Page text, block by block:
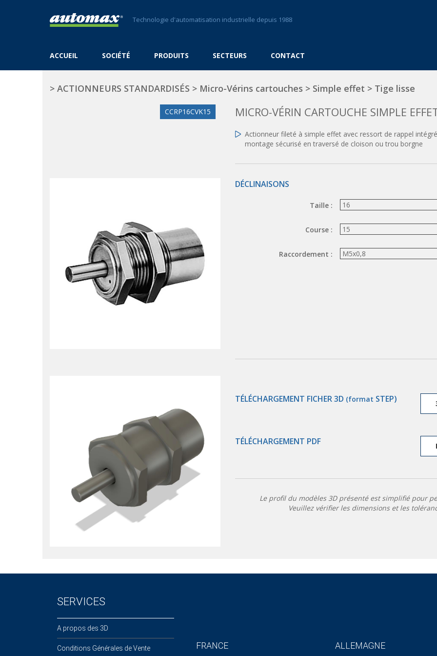
Technologie d'automatisation industrielle depuis 1988
ACCUEIL SOCIÉTÉ PRODUITS SECTEURS CONTACT
> ACTIONNEURS STANDARDISÉS > Micro-Vérins cartouches > Simple effet > Tige lisse
CCRP16CVK15 MICRO-VÉRIN CARTOUCHE SIMPLE
Actionneur fileté à simple effet avec ressort de rappel
montage sécurisé en traversé de cloison ou trou borgne
DÉCLINAISONS
Taille :
Course :
Raccordement :
TÉLÉCHARGEMENT FICHER 3D (format STEP)
TÉLÉCHARGEMENT PDF
Le profil du modèles 3D présenté est simplifié pour
Veuillez vérifier les dimensions et les
SERVICES
A propos des 3D
Conditions Générales de Vente FRANCE ALLEMAGNE